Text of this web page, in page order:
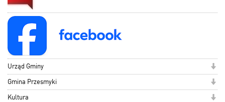
Urząd Gminy
Gmina Przesmyki
Kultura